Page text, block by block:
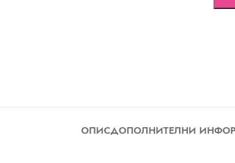
ОПИСДОПОЛНИТЕЛНИ